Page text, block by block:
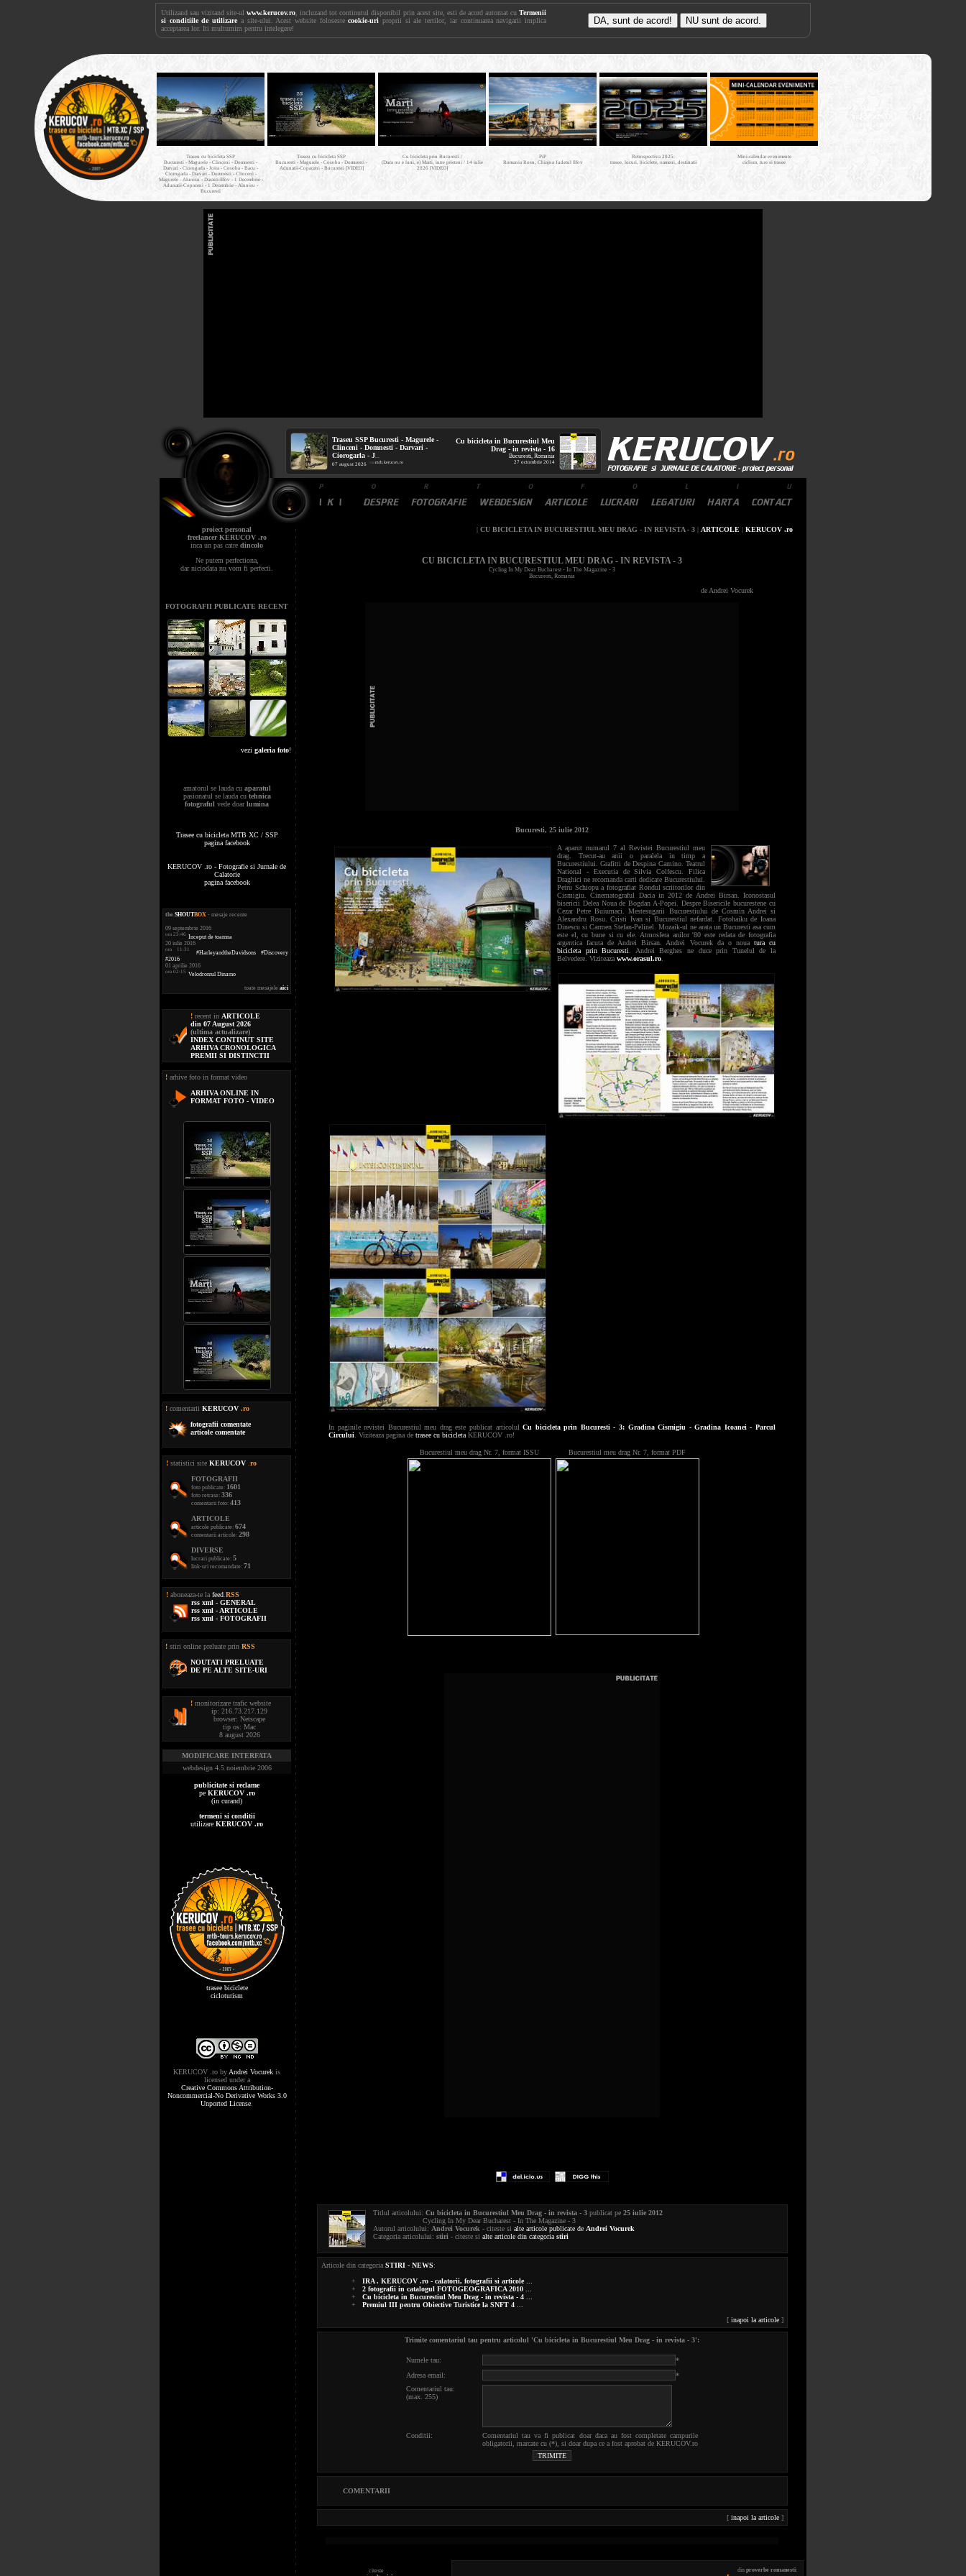
Utilizand sau vizitand site-ulwww.kerucov.ro , incluzand tot continutul disponibil prin acest site, esti de acord automat cuTermenii
si conditiile de utilizare a site-ului. Acest website folosestecookie-uri proprii si ale tertilor, iar continuarea navigarii implica
acceptarea lor. Iti multumim pentru intelegere!
Traseu cu bicicleta SSP
Bucuresti - Magurele - Clinceni - Domnesti -
Darvari - Ciorogarla - Joita - Cosoba - Bacu -
Ciorogarla - Darvari - Domnesti - Clinceni -
Magurele - Alunisu - Darasti-Ilfov - 1 Decembrie -
Adunatii-Copaceni - 1 Decembrie - Alunisu -
Bucuresti
Traseu cu bicicleta SSP
Bucuresti - Magurele - Cosoba - Domnesti -
Adunatii-Copaceni - Bucuresti [VIDEO]
Cu bicicleta prin Bucuresti /
(Daca nu e luni, e) Marti, intre prieteni / 14 iulie
2026 [VIDEO]
PiP
Romania Rosu, Chiajna Judetul Ilfov
Retrospectiva 2025:
trasee, locuri, biciclete, oameni, destinatii
Mini-calendar evenimente
ciclism, ture si trasee
bicicleta MTB
Traseu SSP Bucuresti - Magurele -
Clinceni - Domnesti - Darvari -
Ciorogarla - J...
07 august 2026 / via mtb.kerucov.ro
Cu bicicleta in Bucurestiul Meu
Drag - in revista - 16
Bucuresti, Romania
27 octombrie 2014
proiect personal
freelancer KERUCOV .ro
inca un pas catre dincolo
Ne putem perfectiona,
dar niciodata nu vom fi perfecti.
FOTOGRAFII PUBLICATE RECENT
vezi galeria foto!
amatorul se lauda cu aparatul
pasionatul se lauda cu tehnica
fotograful vede doarlumina
Trasee cu bicicleta MTB XC / SSP
pagina facebook
KERUCOV .ro - Fotografie si Jurnale de
Calatorie
pagina facebook
the.SHOUTBOX - mesaje recente
09 septembrie 2016
ora 23:46 Inceput de toamna
20 iulie 2016
ora 11:31
#HarleyandtheDavidsons #Discovery
#2016
01 aprilie 2016
ora 02:15 Velodromul Dinamo
toate mesajele aici
! recent in ARTICOLE
din 07 August 2026
(ultima actualizare)
INDEX CONTINUT SITE
ARHIVA CRONOLOGICA
PREMII SI DISTINCTII
! arhive foto in format video
ARHIVA ONLINE IN
FORMAT FOTO - VIDEO
! comentarii KERUCOV .ro
fotografii comentate
articole comentate
! statistici site KERUCOV ro
FOTOGRAFII
foto publicate: 1601
foto retrase: 336
comentarii foto: 413
ARTICOLE
articole publicate: 674
comentarii articole: 298
DIVERSE
lucrari publicate: 5
link-uri recomandate: 71
! aboneaza-te la feed RSS
rss xml - GENERAL
rss xml - ARTICOLE
rss xml - FOTOGRAFII
! stiri online preluate prin RSS
NOUTATI PRELUATE
DE PE ALTE SITE-URI
! monitorizare trafic website
ip: 216.73.217.129
browser: Netscape
tip os: Mac
8 august 2026
MODIFICARE INTERFATA
webdesign 4.5 noiembrie 2006
publicitate si reclame
pe KERUCOV .ro
(in curand)
termeni si conditii
utilizare KERUCOV .ro
trasee biciclete
cicloturism
KERUCOV .ro by Andrei Vocurek is
licensed under a
Creative Commons Attribution-
Noncommercial-No Derivative Works 3.0
Unported License
| CU BICICLETA IN BUCURESTIUL MEU DRAG - IN REVISTA - 3 | ARTICOLE | KERUCOV .ro
CU BICICLETA IN BUCURESTIUL MEU DRAG - IN REVISTA - 3
Cycling In My Dear Bucharest - In The Magazine - 3
Bucuresti, Romania
de Andrei Vocurek
Bucuresti, 25 iulie 2012
A aparut numarul 7 al Revistei Bucurestiul meu
drag. Trecut-au anii o paralela in timp a
Bucurestiului. Grafitti de Despina Camino. Teatrul
National - Executia de Silvia Colfescu. Filica
Draghici ne recomanda carti dedicate Bucurestiului.
Petru Schiopu a fotografiat Rondul scriitorilor din
Cismigiu. Cinematograful Dacia in 2012 de Andrei Birsan. Iconostasul
bisericii Delea Noua de Bogdan A-Popei. Despre Bisericile bucurestene cu
Cezar Petre Buiumaci. Mestesugarii Bucurestiului de Cosmin Andrei si
Alexandru Rosu. Cristi Ivan si Bucurestiul nefardat. Fotohaiku de Ioana
Dinescu si Carmen Stefan-Pelinel. Mozaik-ul ne arata un Bucuresti asa cum
este el, cu bune si cu ele. Atmosfera anilor '80 este redata de fotografia
argentica facuta de Andrei Birsan. Andrei Vocurek da o noua tura cu
bicicleta prin Bucuresti
. Andrei Berghes ne duce prin Tunelul de la
Belvedere. Viziteaza www.orasul.ro
In paginile revistei Bucurestiul meu drag este publicat articolulCu bicicleta prin Bucuresti - 3: Gradina Cismigiu - Gradina Icoanei - Parcul
Circului . Viziteaza pagina de trasee cu bicicleta KERUCOV .ro!
Bucurestiul meu drag Nr. 7, format ISSU Bucurestiul meu drag Nr. 7, format PDF
Titlul articolului: Cu bicicleta in Bucurestiul Meu Drag - in revista - 3publicat pe 25 iulie 2012
Cycling In My Dear Bucharest - In The Magazine - 3
Autorul articolului: Andrei Vocurek - citeste si alte articole publicate de Andrei Vocurek
Categoria articolului: stiri - citeste si alte articole din categoria stiri
Articole din categoria STIRI - NEWS:
+ IRA . KERUCOV .ro - calatorii, fotografii si articole...
+ 2 fotografii in catalogul FOTOGEOGRAFICA 2010...
+ Cu bicicleta in Bucurestiul Meu Drag - in revista - 4...
+ Premiul III pentru Obiective Turistice la SNFT 4...
[inapoi la articole ]
Trimite comentariul tau pentru articolul 'Cu bicicleta in Bucurestiul Meu Drag - in revista - 3':
Numele tau:
*
Adresa email:
*
Comentariul tau:
(max. 255)
Conditii:
Comentariul tau va fi publicat doar daca au fost completate campurile
obligatorii, marcate cu (*), si doar dupa ce a fost aprobat de KERUCOV.ro
COMENTARII
[inapoi la articole ]
citeste
din proverbe romanesti: